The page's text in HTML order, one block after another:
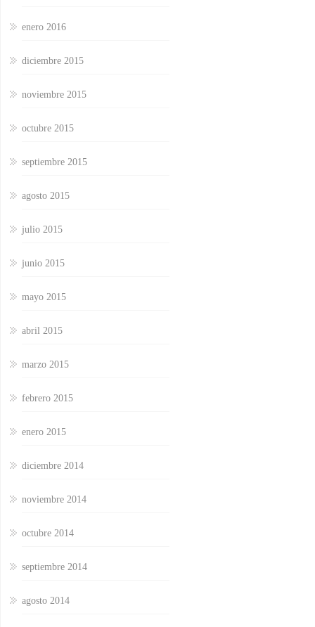
enero 2016
diciembre 2015
noviembre 2015
octubre 2015
septiembre 2015
agosto 2015
julio 2015
junio 2015
mayo 2015
abril 2015
marzo 2015
febrero 2015
enero 2015
diciembre 2014
noviembre 2014
octubre 2014
septiembre 2014
agosto 2014